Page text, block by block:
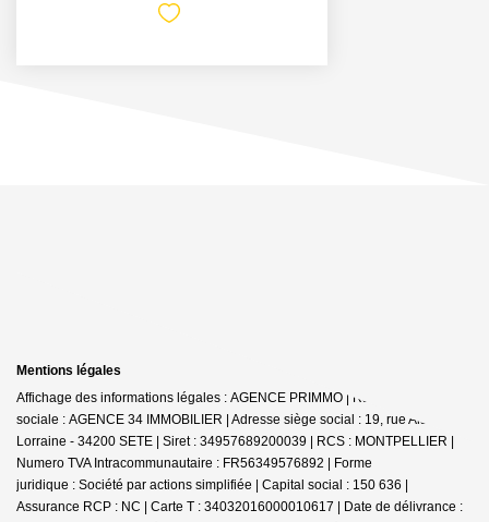
Mentions légales
Affichage des informations légales : AGENCE PRIMMO | Raison
sociale : AGENCE 34 IMMOBILIER | Adresse siège social : 19, rue Alsace
Lorraine - 34200 SETE | Siret : 34957689200039 | RCS : MONTPELLIER |
Numero TVA Intracommunautaire : FR56349576892 | Forme
juridique : Société par actions simplifiée | Capital social : 150 636 |
Assurance RCP : NC | Carte T : 34032016000010617 | Date de délivrance :